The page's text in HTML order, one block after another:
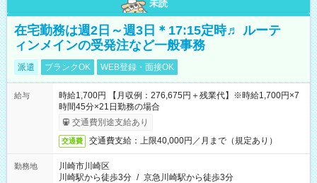
未読
在宅勤務は週2日～週3日＊17:15定時♬ ルーテ
ィンメインの受発注など一般事務
派遣 ブランクOK WEB登録・面接OK
給与
時給1,700円 【月収例：276,675円＋残業代】※時給1,700円×7
時間45分×21日勤務の場合
交通費別途支給あり
交通費 交通費支給：上限40,000円／月まで（規定あり）
勤務地
川崎市川崎区
川崎駅から徒歩3分 / 京急川崎駅から徒歩3分